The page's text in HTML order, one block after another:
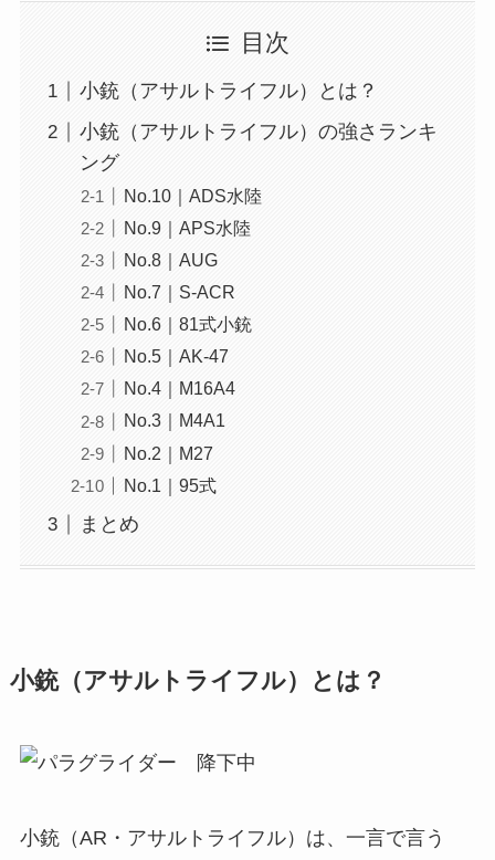
目次
小銃（アサルトライフル）とは？
小銃（アサルトライフル）の強さランキ
ング
No.10｜ADS水陸
No.9｜APS水陸
No.8｜AUG
No.7｜S-ACR
No.6｜81式小銃
No.5｜AK-47
No.4｜M16A4
No.3｜M4A1
No.2｜M27
No.1｜95式
まとめ
小銃（アサルトライフル）とは？
小銃（AR・アサルトライフル）は、一言で言う